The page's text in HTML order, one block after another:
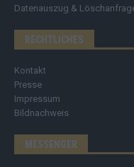
Datenauszug &
RECHTLICHES
Kontakt
Presse
Impressum
Bildnachweis
MESSENGER